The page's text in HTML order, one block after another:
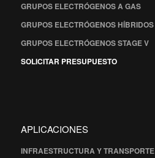
GRUPOS ELECTRÓGENOS A GAS
GRUPOS ELECTRÓGENOS HÍBRIDOS
GRUPOS ELECTRÓGENOS STAGE V
SOLICITAR PRESUPUESTO
APLICACIONES
INFRAESTRUCTURA Y TRANSPORTE